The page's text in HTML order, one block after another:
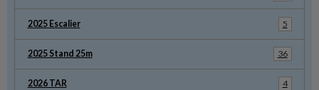
2025 Escalier 5
2025 Stand 25m 36
2026 TAR 4